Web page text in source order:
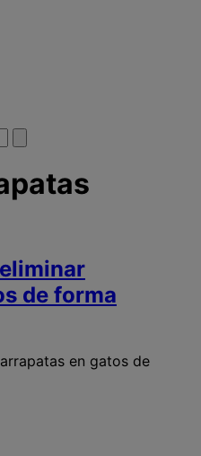
search
de forma
en gatos de